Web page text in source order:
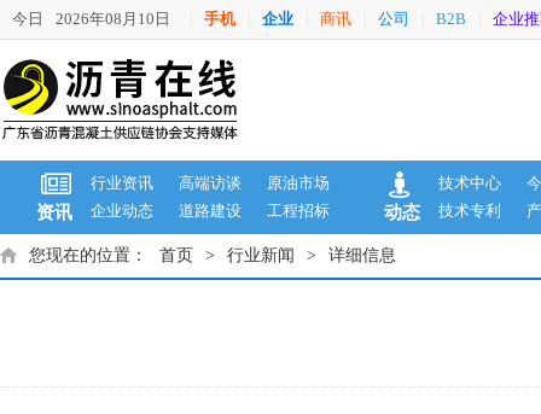
今日 2026年08月10日 手机 企业 商讯 公司 B2B 企业
资讯
行业资讯 高端访谈
原油市场
企业动态
道路建设 工程招标 动态
技术中心
技术专利
您现在的位置： 首页 > 行业新闻 > 详细信息